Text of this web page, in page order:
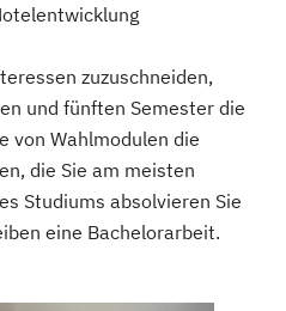
zuzuschneiden,
und fünften Semester die
von Wahlmodulen die
die Sie am meisten
Studiums absolvieren Sie
eine Bachelorarbeit.